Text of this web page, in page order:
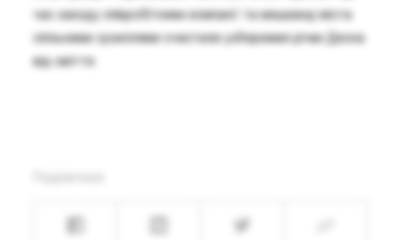
час заходу співробітники компанії та мешканці міста
спільними зусиллями очистили узбережжя річки Десна
від сміття.